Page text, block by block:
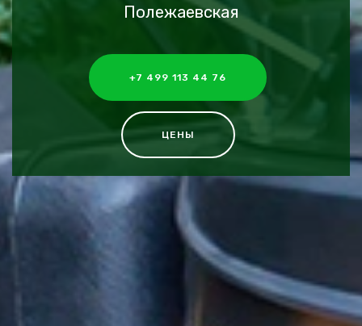
Полежаевская
+7 499 113 44 76
ЦЕНЫ